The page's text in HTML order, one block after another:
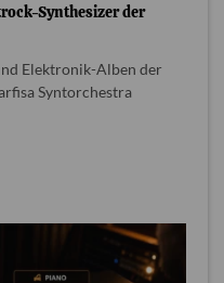
Synthesizer der
Elektronik-Alben der
Syntorchestra